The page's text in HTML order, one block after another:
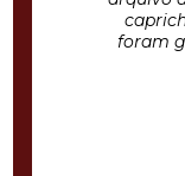
foram